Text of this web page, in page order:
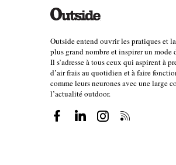
de l’énergie, c’est un regard
terrain, Pierre Leroy. « Et à
communauté est pertinente.
tourisme, certes. Mais par
problèmes de crises. À titre
autonomie alimentaire entre
camion. Comment est-ce
que même boire n’est pas
France. Et donc l’eau
énergétique territoriale ? Elle
Outside entend ouvrir les pratiques et
plus grand nombre et inspirer un mode
Il s’adresse à tous ceux qui aspirent à
d’air frais au quotidien et à faire
comme leurs neurones avec une large
l’actualité outdoor.